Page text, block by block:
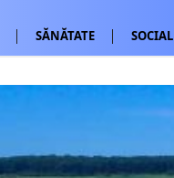
SĂNĂTATE SOCIAL